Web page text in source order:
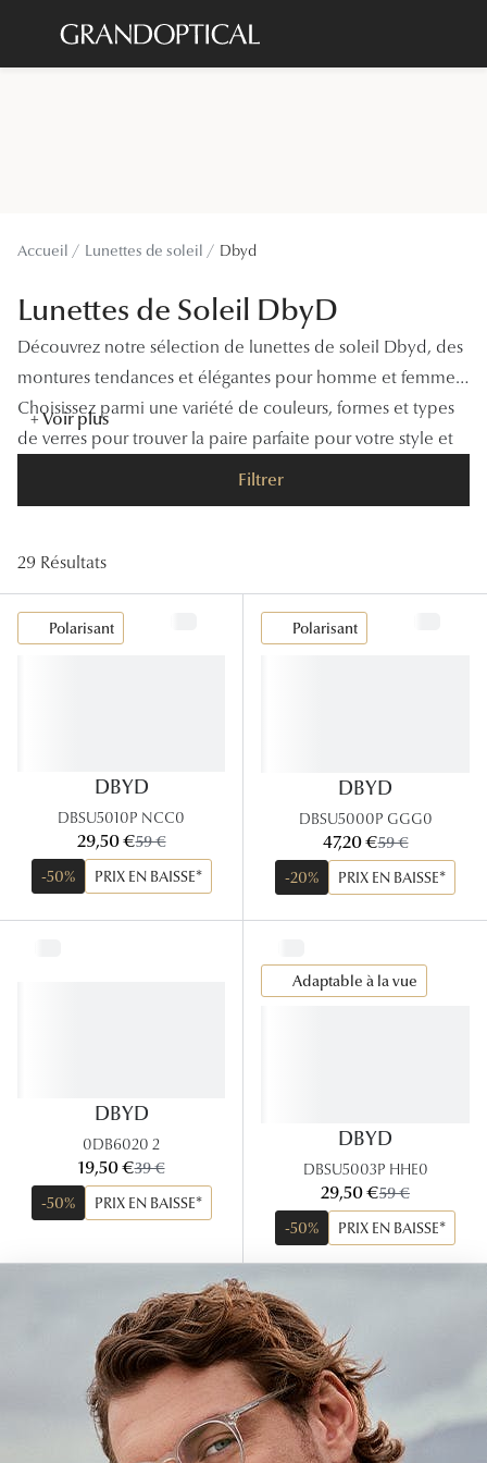
Sélection -20%
Sélection -30%
Sélection -50%
Onesight
Lunettes
Lunettes
Lunettes
Rondes
Panthos
Lunettes
Lunettes
Lunettes
Lunettes
Lunettes
Accueil Lunettes de soleil Dbyd
Lunettes de Soleil DbyD
Découvrez notre sélection de lunettes de soleil Dbyd, des
montures tendances et élégantes pour homme et femme.
Choisissez parmi une variété de couleurs, formes et types
de verres pour trouver la paire parfaite pour votre style et
vos besoins en protection solaire.
+ Voir plus
Filtrer
29 Résultats
Polarisant
DBYD
DBSU5010P NCC0
maintenant:
29,50 €ancien prix:
59 €
-50%
PRIX EN BAISSE*
Polarisant
DBYD
DBSU5000P GGG0
maintenant:
47,20 €ancien prix:
59 €
-20%
PRIX EN BAISSE*
DBYD
0DB6020 2
maintenant:
19,50 €ancien prix:
39 €
-50%
PRIX EN BAISSE*
Adaptable à la vue
DBYD
DBSU5003P HHE0
maintenant:
29,50 €ancien prix:
59 €
-50%
PRIX EN BAISSE*